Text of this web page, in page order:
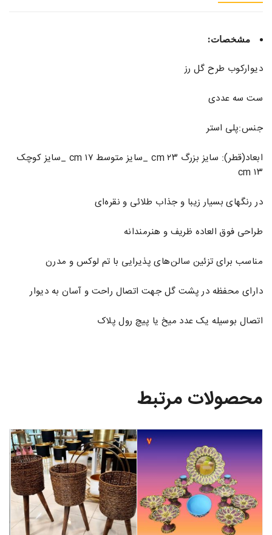
مشخصات:
دیوارکوب طرح گل رز
ست سه عددی
جنس:پلی استر
ابعاد(قطر): سایز بزرگ ۲۳ cm _سایز متوسط ۱۷ cm _سایز کوچک
۱۳ cm
در رنگهای بسیار زیبا و جذاب طلائی و نقره‌ای
طراحی فوق العاده ظریف و هنرمندانه
مناسب برای تزئین سالن‌های پذیرایی با تم لوکس و مدرن
دارای محفظه در پشت گل جهت اتصال راحت و آسان به دیوار
اتصال بوسیله یک عدد میخ یا پیچ رول پلاک
محصولات مرتبط